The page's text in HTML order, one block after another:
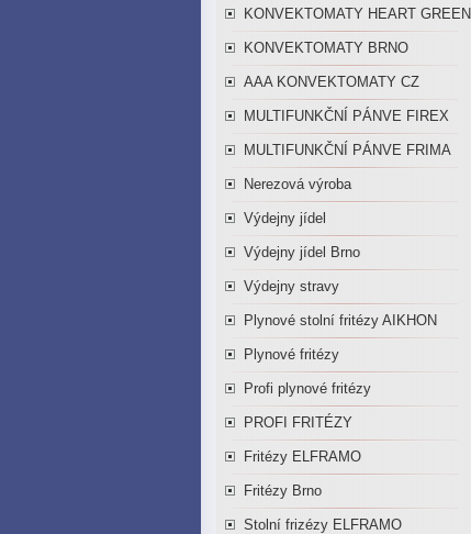
KONVEKTOMATY HEART GREEN
KONVEKTOMATY BRNO
AAA KONVEKTOMATY CZ
MULTIFUNKČNÍ PÁNVE FIREX
MULTIFUNKČNÍ PÁNVE FRIMA
Nerezová výroba
Výdejny jídel
Výdejny jídel Brno
Výdejny stravy
Plynové stolní fritézy AIKHON
Plynové fritézy
Profi plynové fritézy
PROFI FRITÉZY
Fritézy ELFRAMO
Fritézy Brno
Stolní frizézy ELFRAMO